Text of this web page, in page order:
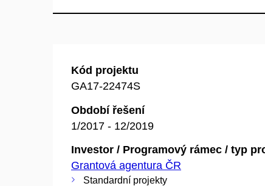
Kód projektu
GA17-22474S
Období řešení
1/2017 - 12/2019
Investor / Programový rámec / typ
Grantová agentura ČR
Standardní projekty